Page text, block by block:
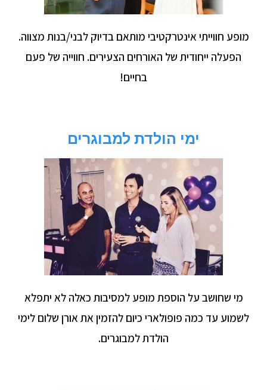
מופע חווייתי אינטרקטיבי מותאם בדיוק לבני/בנות מצווה.
הפעלה ייחודית של האורחים הצעירים. חווייה של פעם
בחיים!
ימי הולדת למבוגרים
מי שחושב על הוספת מופע למסיבות כאלה לא יתפלא
לשמוע עד כמה פופולארי כיום להזמין את אורן שלום לימי
הולדת למבוגרים.